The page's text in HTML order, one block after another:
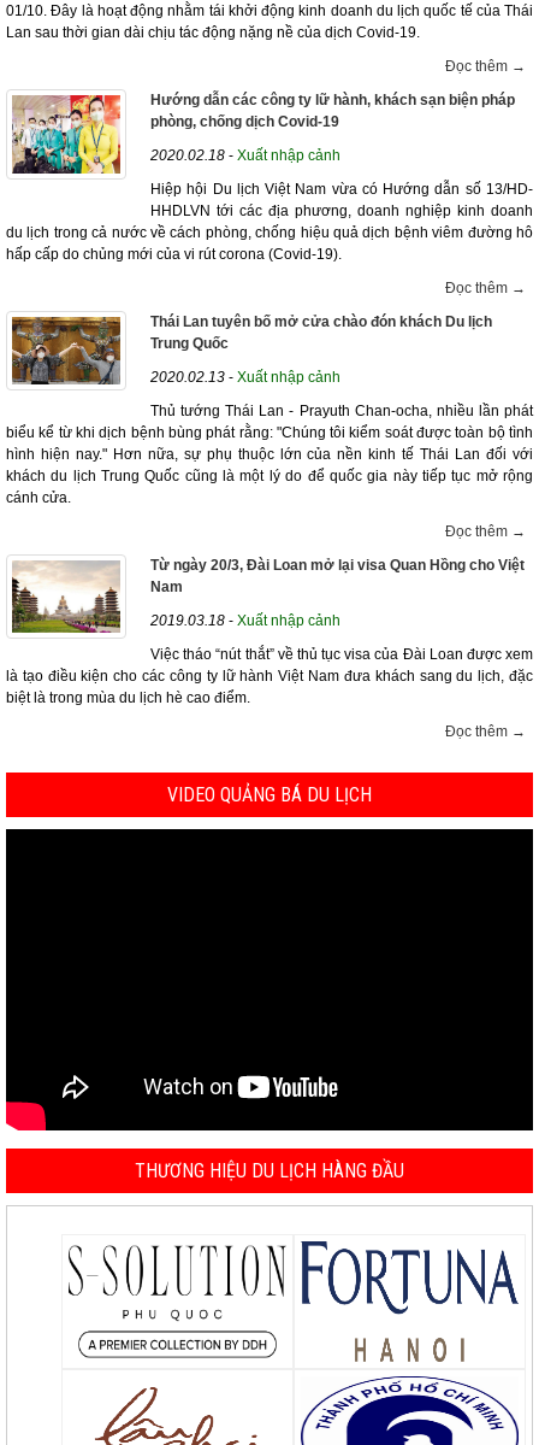
01/10. Đây là hoạt động nhằm tái khởi động kinh doanh du lịch quốc tế của Thái
Lan sau thời gian dài chịu tác động nặng nề của dịch Covid-19.
Đọc thêm →
Hướng dẫn các công ty lữ hành, khách sạn biện pháp
phòng, chống dịch Covid-19
2020.02.18 - Xuất nhập cảnh
Hiệp hội Du lịch Việt Nam vừa có Hướng dẫn số 13/HD-
HHDLVN tới các địa phương, doanh nghiệp kinh doanh
du lịch trong cả nước về cách phòng, chống hiệu quả dịch bệnh viêm đường hô
hấp cấp do chủng mới của vi rút corona (Covid-19).
Đọc thêm →
Thái Lan tuyên bố mở cửa chào đón khách Du lịch
Trung Quốc
2020.02.13 - Xuất nhập cảnh
Thủ tướng Thái Lan - Prayuth Chan-ocha, nhiều lần phát
biểu kể từ khi dịch bệnh bùng phát rằng: "Chúng tôi kiểm soát được toàn bộ tình
hình hiện nay." Hơn nữa, sự phụ thuộc lớn của nền kinh tế Thái Lan đối với
khách du lịch Trung Quốc cũng là một lý do để quốc gia này tiếp tục mở rộng
cánh cửa.
Đọc thêm →
Từ ngày 20/3, Đài Loan mở lại visa Quan Hồng cho Việt
Nam
2019.03.18 - Xuất nhập cảnh
Việc tháo “nút thắt” về thủ tục visa của Đài Loan được xem
là tạo điều kiện cho các công ty lữ hành Việt Nam đưa khách sang du lịch, đặc
biệt là trong mùa du lịch hè cao điểm.
Đọc thêm →
VIDEO QUẢNG BÁ DU LỊCH
THƯƠNG HIỆU DU LỊCH HÀNG ĐẦU